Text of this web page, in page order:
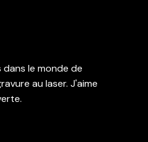
dans le monde de
au laser. J'aime